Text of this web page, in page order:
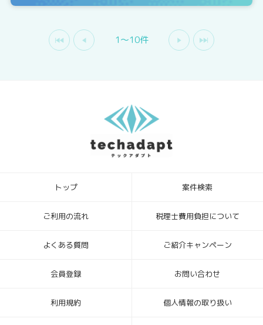
1〜10件
トップ 案件検索
ご利用の流れ 税理士費用負担について
よくある質問 ご紹介キャンペーン
会員登録 お問い合わせ
利用規約 個人情報の取り扱い